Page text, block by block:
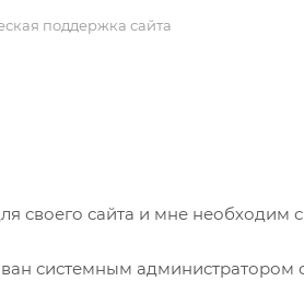
поддержка сайта
своего сайта и мне необходим
системным администратором